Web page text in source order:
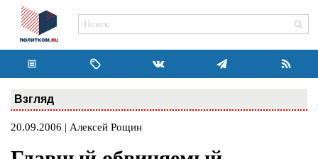
Взгляд
20.09.2006 | Алексей Рощин